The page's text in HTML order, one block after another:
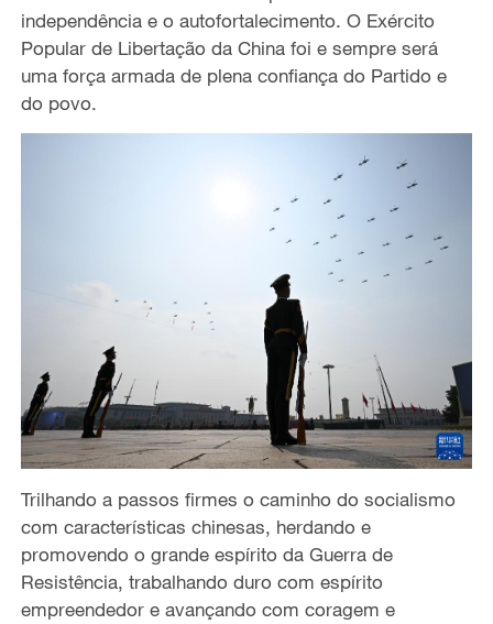
independência e o autofortalecimento. O Exército
Popular de Libertação da China foi e sempre será
uma força armada de plena confiança do Partido e
do povo.
Trilhando a passos firmes o caminho do socialismo
com características chinesas, herdando e
promovendo o grande espírito da Guerra de
Resistência, trabalhando duro com espírito
empreendedor e avançando com coragem e